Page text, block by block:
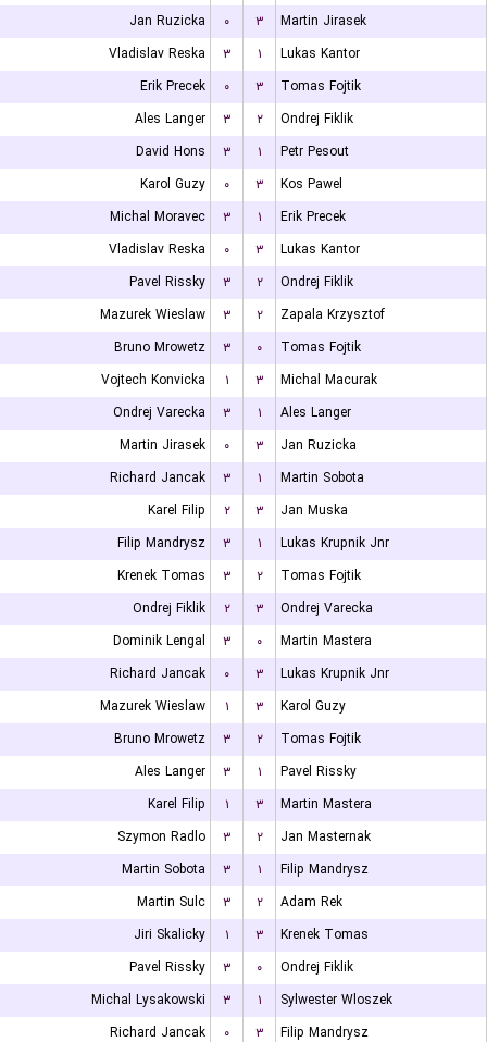
Jan Ruzicka
۰ ۳
Martin Jirasek
Vladislav Reska
۳ ۱
Lukas Kantor
Erik Precek
۰ ۳
Tomas Fojtik
Ales Langer
۳ ۲
Ondrej Fiklik
David Hons
۳ ۱
Petr Pesout
Karol Guzy
۰ ۳
Kos Pawel
Michal Moravec
۳ ۱
Erik Precek
Vladislav Reska
۰ ۳
Lukas Kantor
Pavel Rissky
۳ ۲
Ondrej Fiklik
Mazurek Wieslaw
۳ ۲
Zapala Krzysztof
Bruno Mrowetz
۳ ۰
Tomas Fojtik
Vojtech Konvicka
۱ ۳
Michal Macurak
Ondrej Varecka
۳ ۱
Ales Langer
Martin Jirasek
۰ ۳
Jan Ruzicka
Richard Jancak
۳ ۱
Martin Sobota
Karel Filip
۲ ۳
Jan Muska
Filip Mandrysz
۳ ۱
Lukas Krupnik Jnr
Krenek Tomas
۳ ۲
Tomas Fojtik
Ondrej Fiklik
۲ ۳
Ondrej Varecka
Dominik Lengal
۳ ۰
Martin Mastera
Richard Jancak
۰ ۳
Lukas Krupnik Jnr
Mazurek Wieslaw
۱ ۳
Karol Guzy
Bruno Mrowetz
۳ ۲
Tomas Fojtik
Ales Langer
۳ ۱
Pavel Rissky
Karel Filip
۱ ۳
Martin Mastera
Szymon Radlo
۳ ۲
Jan Masternak
Martin Sobota
۳ ۱
Filip Mandrysz
Martin Sulc
۳ ۲
Adam Rek
Jiri Skalicky
۱ ۳
Krenek Tomas
Pavel Rissky
۳ ۰
Ondrej Fiklik
Michal Lysakowski
۳ ۱
Sylwester Wloszek
Richard Jancak
۰ ۳ Filip Mandrysz